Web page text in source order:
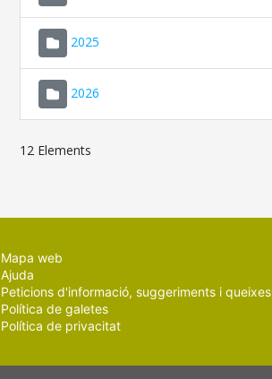
2025
2026
12 Elements
Mapa web
Ajuda
Peticions d'informació, suggeriments i queixes
Política de galetes
Política de privacitat